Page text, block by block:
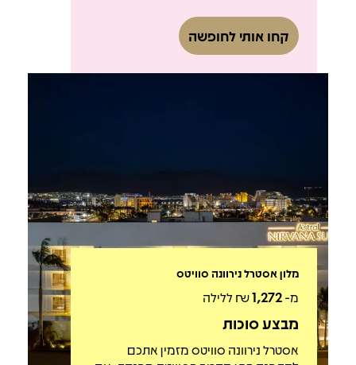
קחו אותי לחופשה
מלון אסטרל נירוונה סוויטס
מ-1,272₪ ללילה
מבצע סוכות
אסטרל נירוונה סוויטס מזמין אתכם